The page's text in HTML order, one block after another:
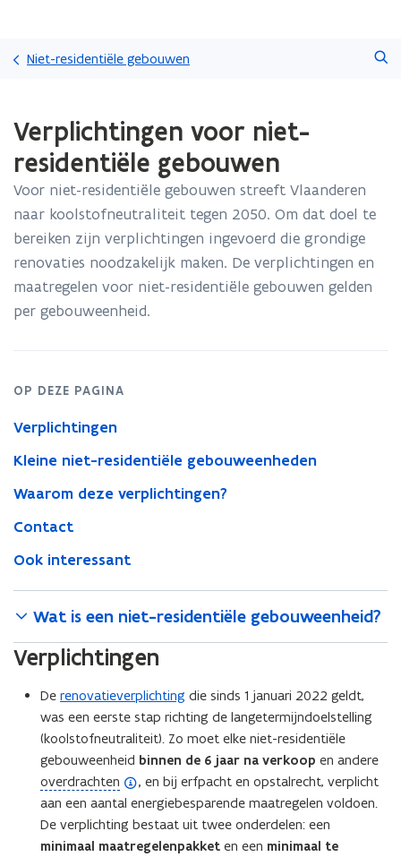
gaan
Niet-residentiële gebouwen
met
laden.
zich
op:
Verplichtingen
voor
residentiële
gebouwen
Verplichtingen voor niet-
residentiële gebouwen
Voor niet-residentiële gebouwen streeft Vlaanderen
naar koolstofneutraliteit tegen 2050. Om dat doel te
bereiken zijn verplichtingen ingevoerd die grondige
renovaties noodzakelijk maken. De verplichtingen en
maatregelen voor niet-residentiële gebouwen gelden
per gebouweenheid.
OP DEZE PAGINA
Verplichtingen
Kleine niet-residentiële gebouweenheden
Waarom deze verplichtingen?
Contact
Ook interessant
Wat is een niet-residentiële gebouweenheid?
Verplichtingen
De renovatieverplichting die sinds 1 januari 2022 geldt,
was een eerste stap richting de langetermijndoelstelling
(koolstofneutraliteit). Zo moet elke niet-residentiële
gebouweenheid binnen de 6 jaar na verkoop en andere
overdrachten
(
o
p
e
, en bij erfpacht en opstalrecht, verplicht
aan een aantal energiebesparende maatregelen voldoen.
De verplichting bestaat uit twee onderdelen: een
minimaal maatregelenpakket en een minimaal te